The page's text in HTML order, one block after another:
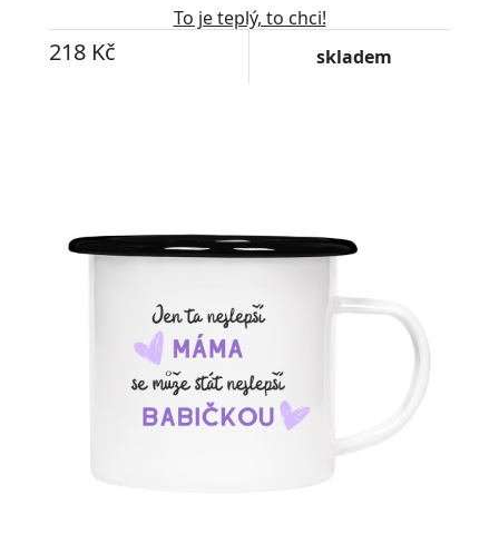
To je teplý, to chci!
218 Kč skladem